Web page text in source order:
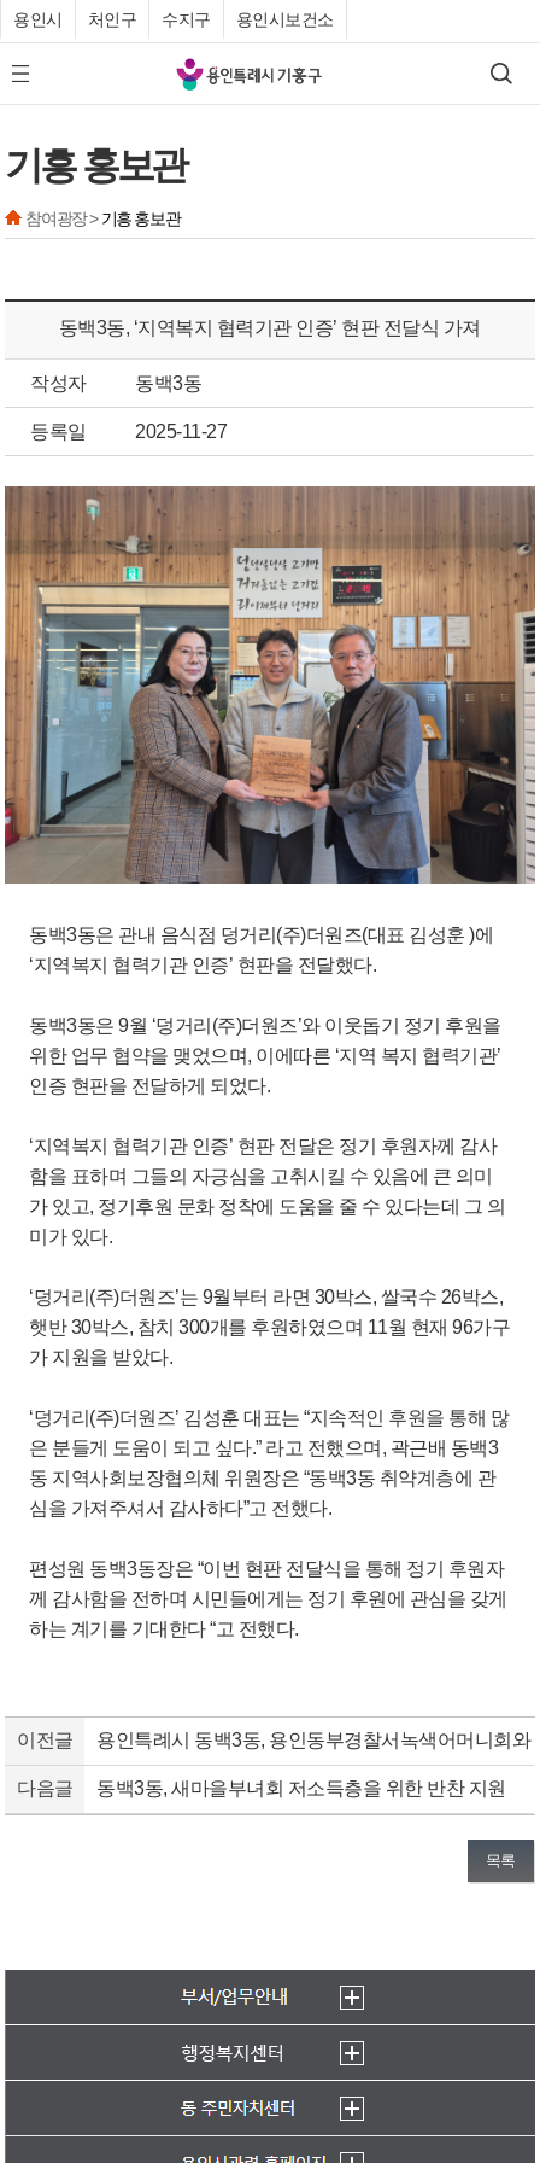
용인시 처인구 수지구 용인시보건소
모바일 메뉴 버튼
기
흥
청
검색
기흥 홍보관
참여광장 >기흥 홍보관
동백3동, ‘지역복지 협력기관 인증’ 현판 전달식 가져
작성자 동백3동
등록일 2025-11-27
동백3동은 관내 음식점 덩거리(주)더원즈(대표 김성훈 )에
‘지역복지 협력기관 인증’ 현판을 전달했다.
동백3동은 9월 ‘덩거리(주)더원즈’와 이웃돕기 정기 후원을
위한 업무 협약을 맺었으며, 이에따른 ‘지역 복지 협력기관’
인증 현판을 전달하게 되었다.
‘지역복지 협력기관 인증’ 현판 전달은 정기 후원자께 감사
함을 표하며 그들의 자긍심을 고취시킬 수 있음에 큰 의미
가 있고, 정기후원 문화 정착에 도움을 줄 수 있다는데 그 의
미가 있다.
‘덩거리(주)더원즈’는 9월부터 라면 30박스, 쌀국수 26박스,
햇반 30박스, 참치 300개를 후원하였으며 11월 현재 96가구
가 지원을 받았다.
‘덩거리(주)더원즈’ 김성훈 대표는 “지속적인 후원을 통해 많
은 분들게 도움이 되고 싶다.” 라고 전했으며, 곽근배 동백3
동 지역사회보장협의체 위원장은 “동백3동 취약계층에 관
심을 가져주셔서 감사하다”고 전했다.
편성원 동백3동장은 “이번 현판 전달식을 통해 정기 후원자
께 감사함을 전하며 시민들에게는 정기 후원에 관심을 갖게
하는 계기를 기대한다 “고 전했다.
이전글 용인특례시 동백3동, 용인동부경찰서녹색어머니회와
다음글 동백3동, 새마을부녀회 저소득층을 위한 반찬 지원
목록